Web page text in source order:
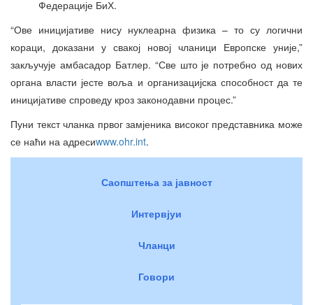
Федерације БиХ.
“Ове иницијативе нису нуклеарна физика – то су логични
кораци, доказани у свакој новој чланици Европске уније,”
закључује амбасадор Батлер. “Све што је потребно од нових
органа власти јесте воља и организацијска способност да те
иницијативе спроведу кроз законодавни процес.”
Пуни текст чланка првог замјеника високог представника може
се наћи на адресиwww.ohr.int.
Саопштења за јавност
Интервјуи
Чланци
Говори